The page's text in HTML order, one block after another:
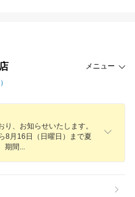
メニュー
、お知らせいたします。
8月16日（日曜日）まで夏
期間